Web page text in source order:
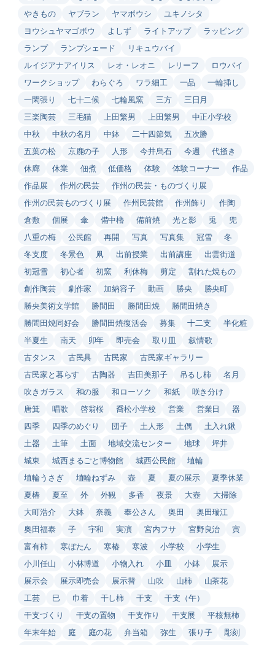
やきもの
ヤブラン ヤマボウシ
ユキノシタ
ヨウシュヤマゴボウ
よしず ライトアップ
ラッピング
ランプ
ランプシェード
リキュウバイ
ルイジアナアイリス
レオ・レオニ レリーフ
ロウバイ
ワークショップ
わらぐろ ワラ細工 一品
一輪挿し
一閑張り
七十二候 七輪風窯 三方
三日月
三楽陶芸
三毛猫 上田繁男 上田繁男
中正小学校
中秋
中秋の名月 中鉢 二十四節気
五次勝
五葉の松
京鹿の子 人形 今井烏石 今週
代掻き
休廊
休業 佃煮 低価格 体験 体験コーナー
作品
作品展
作州の民芸
作州の民芸・ものづくり展
作州の民芸ものづくり展
作州民芸館 作州飾り
作陶
倉敷
個展 傘 備中櫓 備前焼 光と影 兎
兜
八重の梅
公民館 再開 写真 写真集 冠雪
冬
冬支度
冬景色 凧 出前授業 出前講座
出雲街道
初冠雪
初心者 初窯 利休梅 剪定
割れた焼もの
創作陶芸
劇作家 加納容子 動画 勝央
勝央町
勝央美術文学館
勝間田 勝間田焼
勝間田焼き
勝間田焼同好会
勝間田焼復活会 募集 十二支
半化粧
半夏生
南天 卯年 即売会 取り皿
叙情歌
古タンス
古民具 古民家
古民家ギャラリー
古民家と暮らす
古陶器 吉田美那子 吊るし柿
名月
吹きガラス
和の服 和ローソク 和紙
咲き分け
唐箕
唱歌 啓翁桜 喬松小学校 営業 営業日
器
四季
四季のめぐり 団子 土人形 土偶
土入れ鍬
土器
土筆 土面 地域交流センター 地球
坪井
城東
城西まるごと博物館 城西公民館
埴輪
埴輪うさぎ
埴輪ねずみ 壺 夏 夏の展示
夏季休業
夏椿
夏至 外 外観 多香 夜景 大壺
大掃除
大町浩介
大鉢 奈義 奉公さん 奥田
奥田瑞江
奥田福泰
子 宇和 実演 宮内フサ 宮野良治
寅
富有柿
寒ぼたん 寒椿 寒波 小学校
小学生
小川任山
小林博道 小物入れ 小皿 小鉢
展示
展示会
展示即売会 展示替 山吹 山柿
山茶花
工芸
巳 巾着 干し柿 干支
干支（午）
干支づくり
干支の置物 干支作り 干支展
平核無柿
年末年始
庭 庭の花 弁当箱 弥生 張り子
彫刻